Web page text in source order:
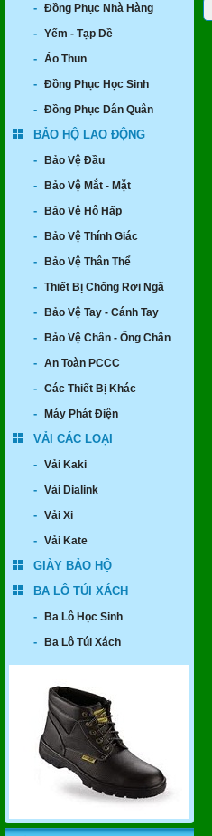
- Đồng Phục Nhà Hàng
- Yếm - Tạp Dề
- Áo Thun
- Đồng Phục Học Sinh
- Đồng Phục Dân Quân
BẢO HỘ LAO ĐỘNG
-
Bảo Vệ Đầu
- Bảo Vệ Mắt - Mặt
- Bảo Vệ Hô Hấp
- Bảo Vệ Thính Giác
- Bảo Vệ Thân Thể
- Thiết Bị Chống Rơi Ngã
- Bảo Vệ Tay - Cánh Tay
- Bảo Vệ Chân - Ống Chân
- An Toàn PCCC
- Các Thiết Bị Khác
- Máy Phát Điện
VẢI CÁC LOẠI
- Vải Kaki
- Vải Dialink
- Vải Xi
- Vải Kate
GIÀY BẢO HỘ
BA LÔ TÚI XÁCH
-
Ba Lô Học Sinh
- Ba Lô Túi Xách